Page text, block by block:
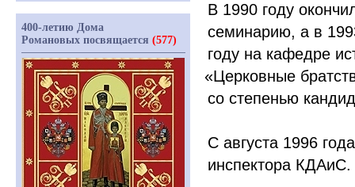
В 1990 году
семинарию, а в
году на кафедре
«Церковные
со степенью
С августа 1996
инспектора КДАиС.
400-летию Дома
Романовых посвящается (577)